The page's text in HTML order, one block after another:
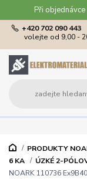
Při
+420 702 090 443
volejte od 9,00 -
PRODUKTY
6 KA
ÚZKÉ 2-
NOARK 110736